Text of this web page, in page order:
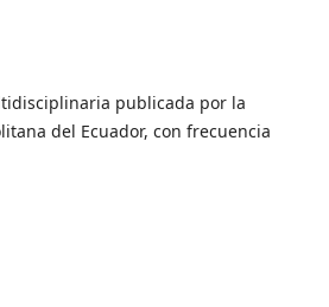
publicada por la
del Ecuador, con frecuencia